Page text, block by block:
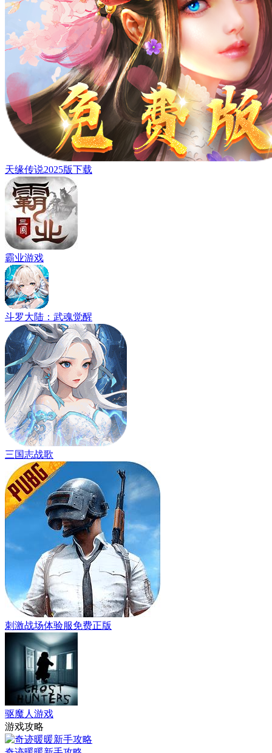
天缘传说2025版下载
霸业游戏
斗罗大陆：武魂觉醒
三国志战歌
刺激战场体验服免费正版
驱魔人游戏
游戏攻略